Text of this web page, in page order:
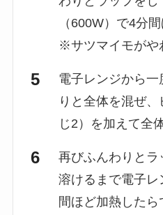
（600W）で4分
※サツマイモがや
電子レンジから一
りと全体を混ぜ
じ2）を加えて全
再びふんわりと
溶けるまで電子
間ほど加熱したら